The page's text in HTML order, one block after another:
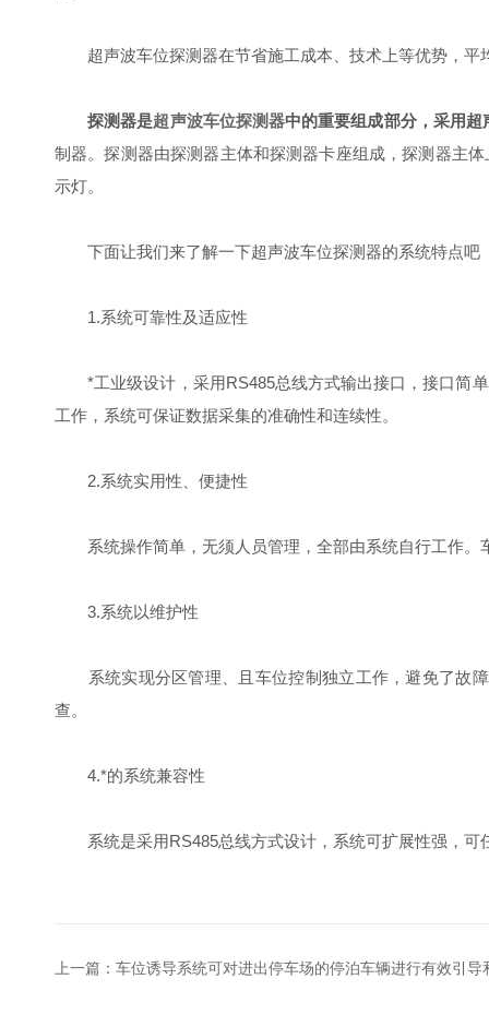
超声波车位探测器在节省施工成本、技术上等优势，平
探测器是超声波车位探测器中的重要组成部分，采用
制器。探测器由探测器主体和探测器卡座组成，探测器主
示灯。
下面让我们来了解一下超声波车位探测器的系统特点吧
1.系统可靠性及适应性
*工业级设计，采用RS485总线方式输出接口，接口简单
工作，系统可保证数据采集的准确性和连续性。
2.系统实用性、便捷性
系统操作简单，无须人员管理，全部由系统自行工作。
3.系统以维护性
系统实现分区管理、且车位控制独立工作，避免了故障
查。
4.*的系统兼容性
系统是采用RS485总线方式设计，系统可扩展性强，可
上一篇： 车位诱导系统可对进出停车场的停泊车辆进行有效引导